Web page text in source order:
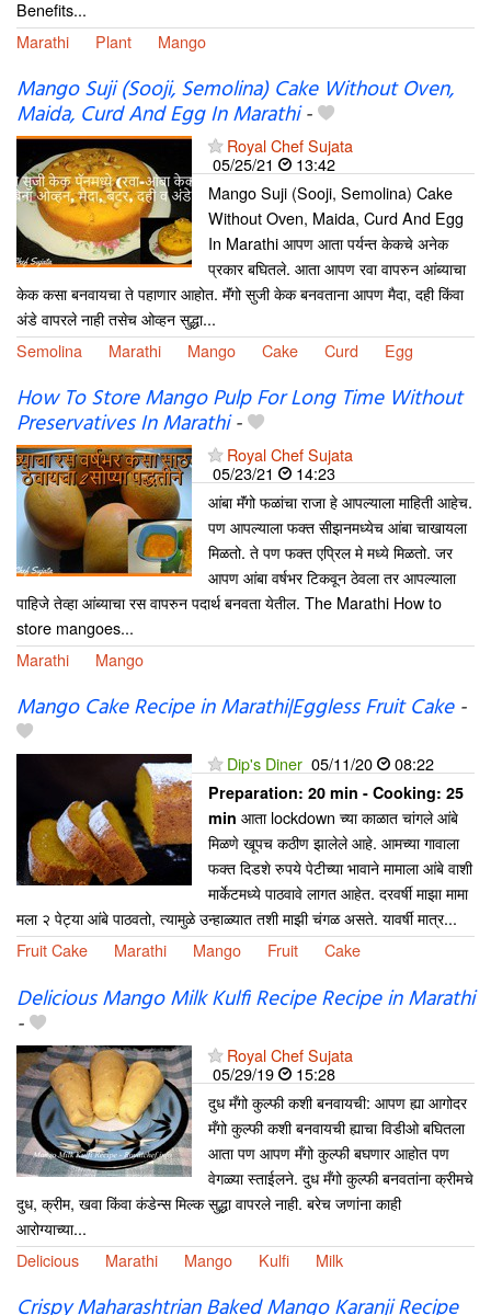
Benefits...
Marathi
Plant Mango
Mango Suji (Sooji, Semolina) Cake Without Oven,
Maida, Curd And Egg In Marathi-
Royal Chef Sujata
05/25/21
13:42
Mango Suji (Sooji, Semolina) Cake
Without Oven, Maida, Curd And Egg
In Marathi आपण आता पर्यन्त केकचे अनेक
प्रकार बघितले. आता आपण रवा वापरुन आंब्याचा
केक कसा बनवायचा ते पहाणार आहोत. मॅंगो सुजी केक बनवताना आपण मैदा, दही किंवा
अंडे वापरले नाही तसेच ओव्हन सुद्धा...
Semolina
Marathi Mango Cake Curd Egg
How To Store Mango Pulp For Long Time Without
Preservatives In Marathi-
Royal Chef Sujata
05/23/21
14:23
आंबा मॅंगो फळांचा राजा हे आपल्याला माहिती आहेच.
पण आपल्याला फक्त सीझनमध्येच आंबा चाखायला
मिळतो. ते पण फक्त एप्रिल मे मध्ये मिळतो. जर
आपण आंबा वर्षभर टिकवून ठेवला तर आपल्याला
पाहिजे तेव्हा आंब्याचा रस वापरुन पदार्थ बनवता येतील. The Marathi How to
store mangoes...
Marathi
Mango
Mango Cake Recipe in Marathi|Eggless Fruit Cake-
Dip's Diner 05/11/20 08:22
Preparation: 20 min - Cooking: 25
min आता lockdown च्या काळात चांगले आंबे
मिळणे खूपच कठीण झालेले आहे. आमच्या गावाला
फक्त दिडशे रुपये पेटीच्या भावाने मामाला आंबे वाशी
मार्केटमध्ये पाठवावे लागत आहेत. दरवर्षी माझा मामा
मला २ पेट्या आंबे पाठवतो, त्यामुळे उन्हाळ्यात तशी माझी चंगळ असते. यावर्षी मात्र...
Fruit Cake
Marathi Mango Fruit Cake
Delicious Mango Milk Kulfi Recipe Recipe in Marathi
-
Royal Chef Sujata
05/29/19
15:28
दुध मँगो कुल्फी कशी बनवायची: आपण ह्या आगोदर
मँगो कुल्फी कशी बनवायची ह्याचा विडीओ बघितला
आता पण आपण मँगो कुल्फी बघणार आहोत पण
वेगळ्या स्ताईलने. दुध मँगो कुल्फी बनवतांना क्रीमचे
दुध, क्रीम, खवा किंवा कंडेन्स मिल्क सुद्धा वापरले नाही. बरेच जणांना काही
आरोग्याच्या...
Delicious
Marathi Mango Kulfi Milk
Crispy Maharashtrian Baked Mango Karanji Recipe